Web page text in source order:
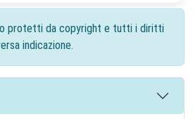
protetti da copyright e tutti i diritti
indicazione.